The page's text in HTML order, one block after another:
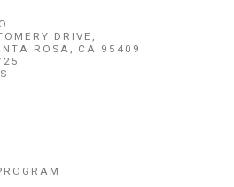
DRIVE,
ROSA, CA 95409